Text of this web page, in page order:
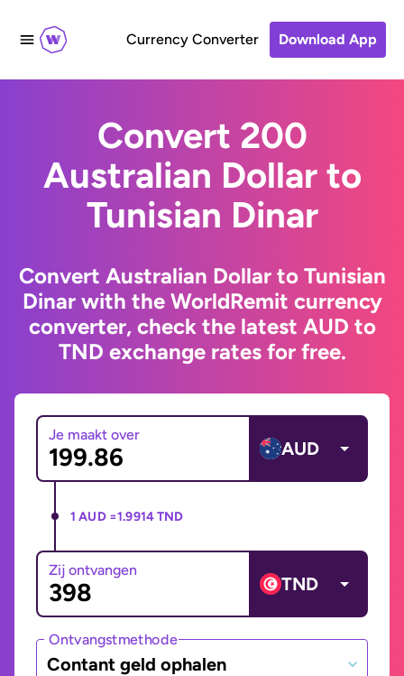
Currency Converter Download App
Convert 200
Australian Dollar to
Tunisian Dinar
Convert Australian Dollar to Tunisian
Dinar with the WorldRemit currency
converter, check the latest AUD to
TND exchange rates for free.
Je maakt over
AUD
1 AUD =1.9914 TND
Zij ontvangen
TND
Ontvangstmethode
Contant geld ophalen